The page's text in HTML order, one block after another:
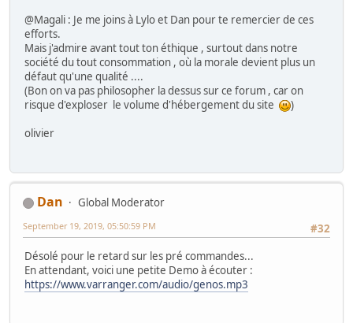
@Magali : Je me joins à Lylo et Dan pour te remercier de ces
efforts.
Mais j'admire avant tout ton éthique , surtout dans notre
société du tout consommation , où la morale devient plus un
défaut qu'une qualité ....
(Bon on va pas philosopher la dessus sur ce forum , car on
risque d'exploser le volume d'hébergement du site
)
olivier
Dan
Global Moderator
#32
September 19, 2019, 05:50:59 PM
Désolé pour le retard sur les pré commandes...
En attendant, voici une petite Demo à écouter :
https://www.varranger.com/audio/genos.mp3